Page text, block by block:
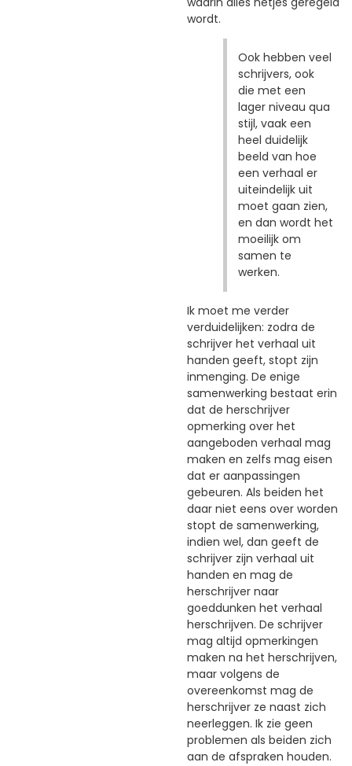
wordt.
Ook hebben veel
schrijvers, ook
die met een
lager niveau qua
stijl, vaak een
heel duidelijk
beeld van hoe
een verhaal er
uiteindelijk uit
moet gaan zien,
en dan wordt het
moeilijk om
samen te
werken.
Ik moet me verder
verduidelijken: zodra de
schrijver het verhaal uit
handen geeft, stopt zijn
inmenging. De enige
samenwerking bestaat erin
dat de herschrijver
opmerking over het
aangeboden verhaal mag
maken en zelfs mag eisen
dat er aanpassingen
gebeuren. Als beiden het
daar niet eens over worden
stopt de samenwerking,
indien wel, dan geeft de
schrijver zijn verhaal uit
handen en mag de
herschrijver naar
goeddunken het verhaal
herschrijven. De schrijver
mag altijd opmerkingen
maken na het herschrijven,
maar volgens de
overeenkomst mag de
herschrijver ze naast zich
neerleggen. Ik zie geen
problemen als beiden zich
aan de afspraken houden.